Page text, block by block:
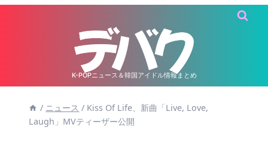
K-POPニュース＆韓国アイドル情報まとめ
/ ニュース / Kiss Of Life、新曲「Live, Love,
Laugh」MVティーザー公開